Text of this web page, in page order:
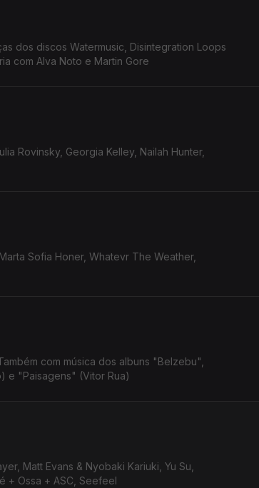
dos discos Watermusic, Disintegration Loops
com Alva Noto e Martin Gore
Rovinsky, Georgia Kelley, Nailah Hunter,
Sofia Honer, Whatevr The Weather,
com música dos albuns "Belzebu",
e "Paisagens" (Vitor Rua)
Matt Evans & Nyobaki Kariuki, Yu Su,
+ Ossa + ASC, Seefeel